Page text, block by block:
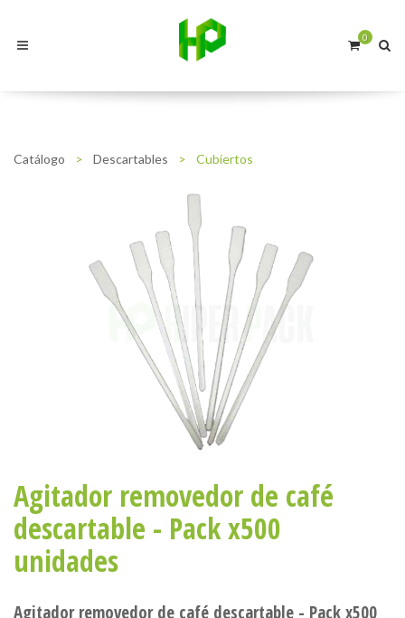
0
Catálogo > Descartables > Cubiertos
Agitador removedor de café
descartable - Pack x500
unidades
Agitador removedor de café descartable - Pack x500